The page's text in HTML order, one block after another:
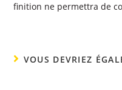
finition ne permettra de
VOUS DEVRIEZ